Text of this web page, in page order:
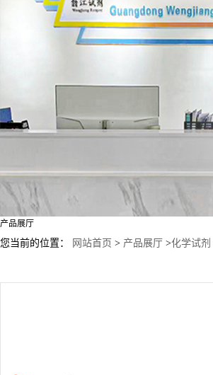
产品展厅
您当前的位置： 网站首页 > 产品展厅 >化学试剂